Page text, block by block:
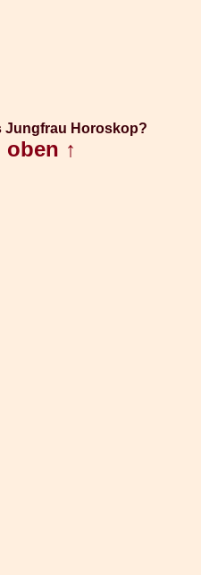
Jungfrau Horoskop?
oben ↑